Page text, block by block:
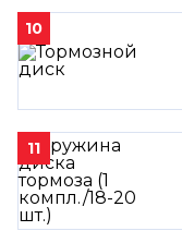
10
11